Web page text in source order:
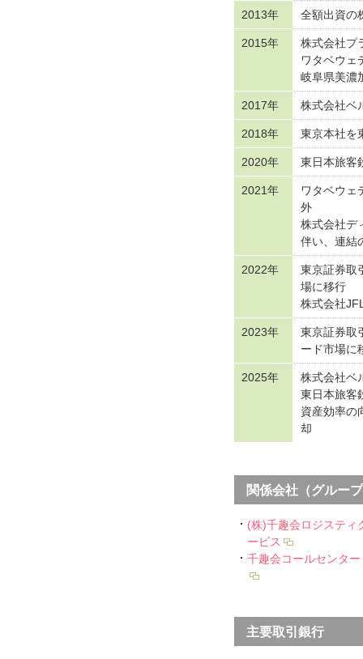
2013年 全額出資の
2015年
株式会社プ
ワタベウェ
岐阜県美濃
2017年 株式会社ベ
2018年 東京本社を
2020年 東日本旅客
2021年
ワタベウェ
外
株式会社デ
伴い、連結
2022年
東京証券取
場に移行
株式会社
2023年
東京証券取
ード市場に
2025年
株式会社ベ
東日本旅客
資産効率の
却
関係会社（グルー
(株)千趣会ロジスティ
ービス
千趣会コールセンター
主要取引銀行